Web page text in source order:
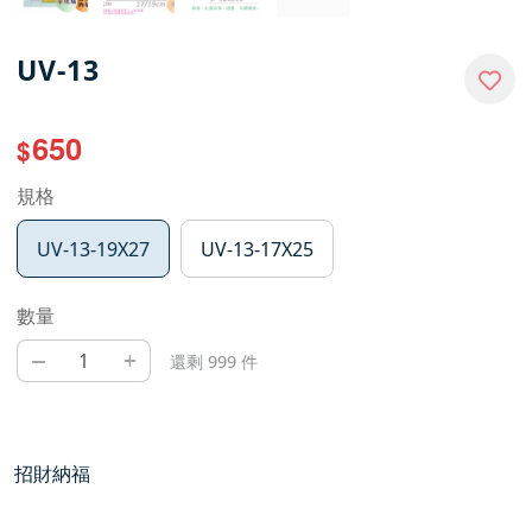
UV-13
$650
規格
UV-13-19X27 UV-13-17X25
數量
– + 還剩 999 件
招財納福